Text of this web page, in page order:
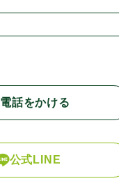
電話をかける
公式LINE